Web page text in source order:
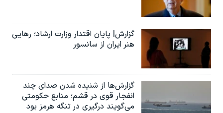
گزارش| پایان اقتدار وزارت ارشاد؛ رهایی
هنر ایران از سانسور
گزارش‌ها از شنیده شدن صدای چند
انفجار قوی در قشم؛ منابع حکومتی
می‌گویند درگیری در تنگه هرمز بود